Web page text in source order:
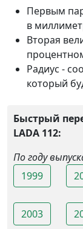
Первым
в
Вторая
Радиус -
который
Быстрый
LADA 112:
По году
1999
2003